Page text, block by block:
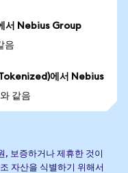
서 Nebius Group
음
에서 Nebius
같음
보증하거나 제휴한 것이
자산을 식별하기 위해서